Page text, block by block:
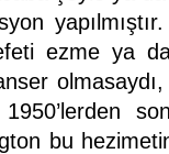
ezme ya
bu